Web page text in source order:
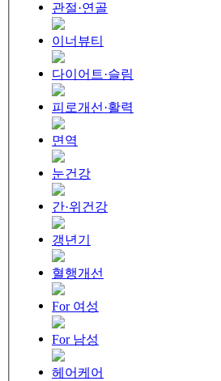
관절·연골
이너뷰티
다이어트·슬림
피로개선·활력
면역
눈건강
간·위건강
갱년기
혈행개선
For 여성
For 남성
헤어케어